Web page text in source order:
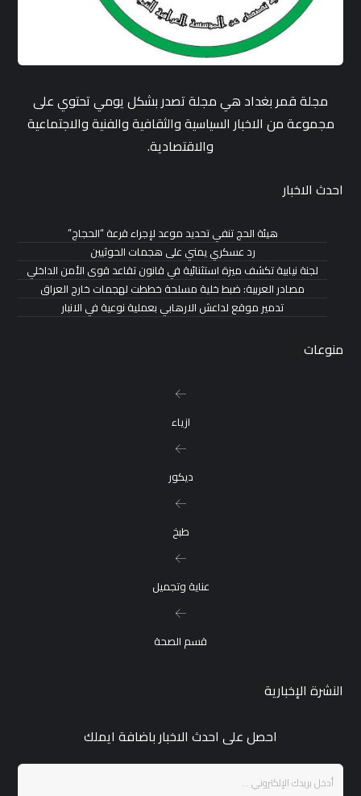
مجلة قمر بغداد هي مجلة تصدر بشكل يومي تحتوي على
مجموعة من الاخبار السياسية والثقافية والفنية والاجتماعية
والاقتصادية.
احدث الاخبار
هيئة الحج تنفي تحديد موعد لإجراء قرعة “الحجاج”
رد عسكري يمني على هجمات الحوثيين
لجنة نيابية تكشف ميزة استثنائية في قانون تقاعد قوى الأمن الداخلي
مصادر العربية: ضبط خلية مسلحة خططت لهجمات خارج العراق
تدمير موقع لداعش الارهابي بعملية نوعية في الانبار
منوعات
ازياء
ديكور
طبخ
عناية وتجميل
قسم الصحة
النشرة الإخبارية
احصل على احدث الاخبار باضافة ايملك